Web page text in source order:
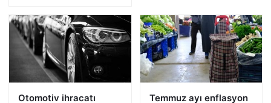
Otomotiv ihracatı
Temmuz ayı enflasyon